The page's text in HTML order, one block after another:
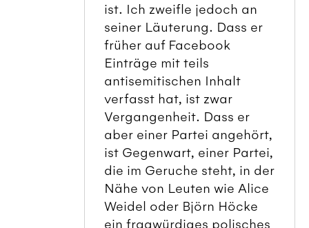
ist. Ich zweifle jedoch an
seiner Läuterung. Dass er
früher auf Facebook
Einträge mit teils
antisemitischen Inhalt
verfasst hat, ist zwar
Vergangenheit. Dass er
aber einer Partei angehört,
ist Gegenwart, einer Partei,
die im Geruche steht, in der
Nähe von Leuten wie Alice
Weidel oder Björn Höcke
ein fragwürdiges polisches